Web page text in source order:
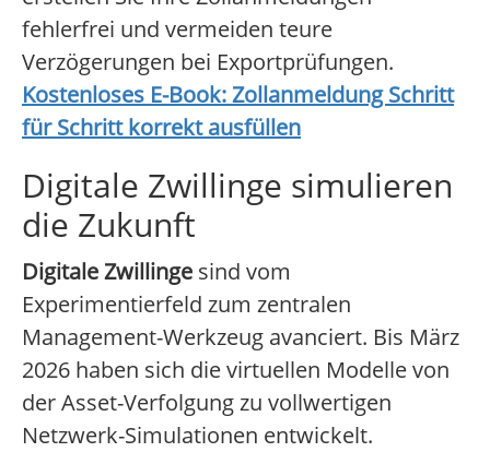
fehlerfrei und vermeiden teure
Verzögerungen bei Exportprüfungen.
Kostenloses E-Book: Zollanmeldung Schritt
für Schritt korrekt ausfüllen
Digitale Zwillinge simulieren
die Zukunft
Digitale Zwillinge sind vom
Experimentierfeld zum zentralen
Management-Werkzeug avanciert. Bis März
2026 haben sich die virtuellen Modelle von
der Asset-Verfolgung zu vollwertigen
Netzwerk-Simulationen entwickelt.